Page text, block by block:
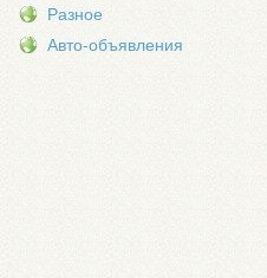
Разное
Авто-объявления